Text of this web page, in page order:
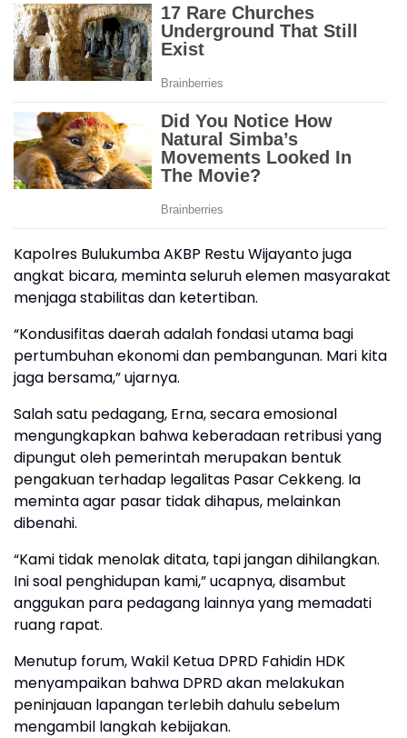
Kapolres Bulukumba AKBP Restu Wijayanto juga
angkat bicara, meminta seluruh elemen masyarakat
menjaga stabilitas dan ketertiban.
“Kondusifitas daerah adalah fondasi utama bagi
pertumbuhan ekonomi dan pembangunan. Mari kita
jaga bersama,” ujarnya.
Salah satu pedagang, Erna, secara emosional
mengungkapkan bahwa keberadaan retribusi yang
dipungut oleh pemerintah merupakan bentuk
pengakuan terhadap legalitas Pasar Cekkeng. Ia
meminta agar pasar tidak dihapus, melainkan
dibenahi.
“Kami tidak menolak ditata, tapi jangan dihilangkan.
Ini soal penghidupan kami,” ucapnya, disambut
anggukan para pedagang lainnya yang memadati
ruang rapat.
Menutup forum, Wakil Ketua DPRD Fahidin HDK
menyampaikan bahwa DPRD akan melakukan
peninjauan lapangan terlebih dahulu sebelum
mengambil langkah kebijakan.